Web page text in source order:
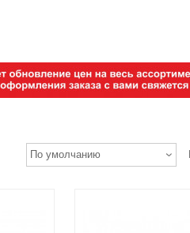
По умолчанию